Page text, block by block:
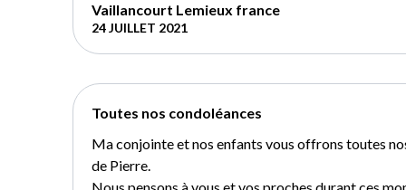
Vaillancourt Lemieux france
24 JUILLET 2021
Toutes nos condoléances
Ma conjointe et nos enfants vous offrons toutes
de Pierre.